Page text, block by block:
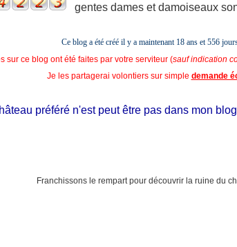
gentes dames et damoiseaux
Ce blog a été créé il y a maintenant 18 ans et 556
sur ce blog ont été faites par votre serviteur (sauf indication
Je les partagerai volontiers sur simple demande
préféré n'est peut être pas dans mon